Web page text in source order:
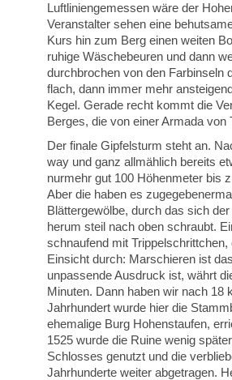
Luftliniengemessen wäre der
Veranstalter sehen eine
Kurs hin zum Berg einen weiten
ruhige Wäschebeuren und dann
durchbrochen von den Farbinseln
flach, dann immer mehr
Kegel. Gerade recht kommt die
Berges, die von einer Armada
Der finale Gipfelsturm steht an.
way und ganz allmählich bereits
nurmehr gut 100 Höhenmeter bis
Aber die haben es
Blättergewölbe, durch das sich
herum steil nach oben schraubt.
schnaufend mit
Einsicht durch: Marschieren ist
unpassende Ausdruck ist, währt
Minuten. Dann haben wir nach 18
Jahrhundert wurde hier die
ehemalige Burg Hohenstaufen,
1525 wurde die Ruine wenig
Schlosses genutzt und die
Jahrhunderte weiter abgetragen.